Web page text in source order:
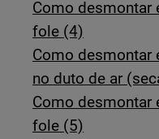
Como desmontar
fole (4)
Como desmontar
no duto de ar
Como desmontar
fole (5)